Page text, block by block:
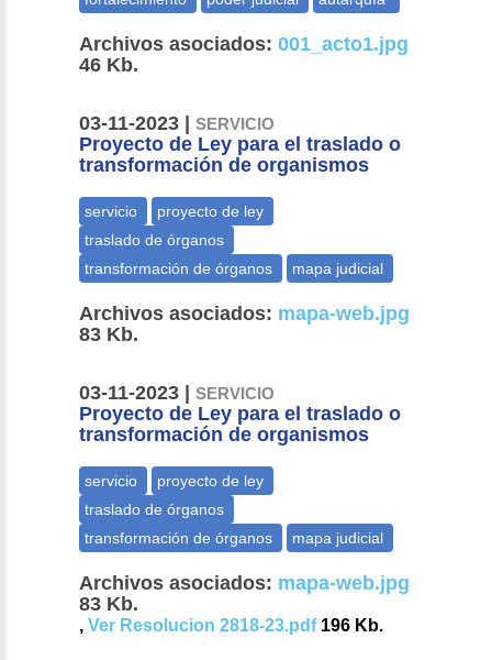
Archivos asociados: 001_acto1.jpg
46 Kb.
03-11-2023 |SERVICIO
Proyecto de Ley para el traslado o
transformación de organismos
Archivos asociados: mapa-web.jpg
83 Kb.
03-11-2023 |SERVICIO
Proyecto de Ley para el traslado o
transformación de organismos
Archivos asociados: mapa-web.jpg
83 Kb.
,Ver Resolucion 2818-23.pdf196 Kb.